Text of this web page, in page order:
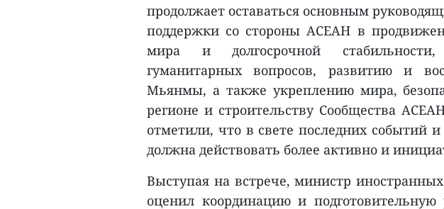
продолжает оставаться основным
поддержки со стороны АСЕАН в
мира и долгосрочной
гуманитарных вопросов, развитию и
Мьянмы, а также укреплению мира,
регионе и строительству Сообщества
отметили, что в свете последних событий
должна действовать более активно и
Выступая на встрече, министр
оценил координацию и подготовительную